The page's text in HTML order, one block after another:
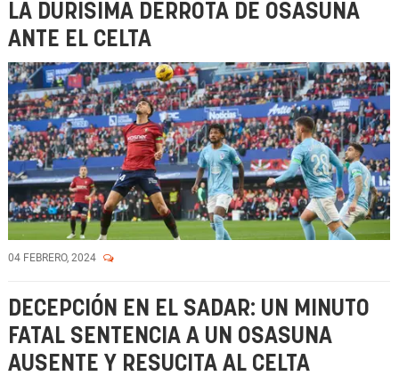
LA DURÍSIMA DERROTA DE OSASUNA
ANTE EL CELTA
04 FEBRERO, 2024
DECEPCIÓN EN EL SADAR: UN MINUTO
FATAL SENTENCIA A UN OSASUNA
AUSENTE Y RESUCITA AL CELTA